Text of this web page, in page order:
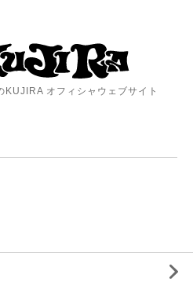
KUJIRA オフィシャウェブサイト